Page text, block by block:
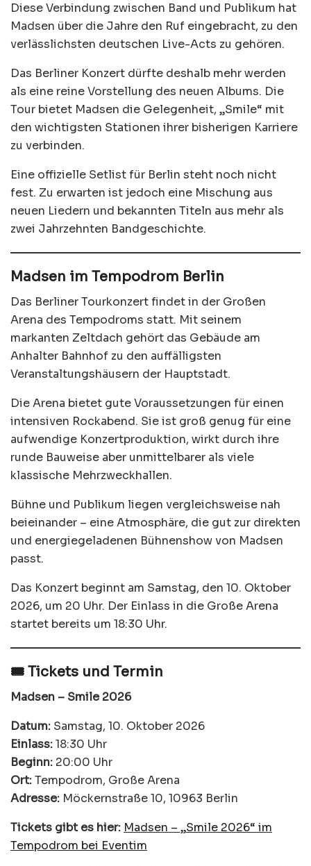
Diese Verbindung zwischen Band und Publikum hat
Madsen über die Jahre den Ruf eingebracht, zu den
verlässlichsten deutschen Live-Acts zu gehören.
Das Berliner Konzert dürfte deshalb mehr werden
als eine reine Vorstellung des neuen Albums. Die
Tour bietet Madsen die Gelegenheit, „Smile“ mit
den wichtigsten Stationen ihrer bisherigen Karriere
zu verbinden.
Eine offizielle Setlist für Berlin steht noch nicht
fest. Zu erwarten ist jedoch eine Mischung aus
neuen Liedern und bekannten Titeln aus mehr als
zwei Jahrzehnten Bandgeschichte.
Madsen im Tempodrom Berlin
Das Berliner Tourkonzert findet in der Großen
Arena des Tempodroms statt. Mit seinem
markanten Zeltdach gehört das Gebäude am
Anhalter Bahnhof zu den auffälligsten
Veranstaltungshäusern der Hauptstadt.
Die Arena bietet gute Voraussetzungen für einen
intensiven Rockabend. Sie ist groß genug für eine
aufwendige Konzertproduktion, wirkt durch ihre
runde Bauweise aber unmittelbarer als viele
klassische Mehrzweckhallen.
Bühne und Publikum liegen vergleichsweise nah
beieinander – eine Atmosphäre, die gut zur direkten
und energiegeladenen Bühnenshow von Madsen
passt.
Das Konzert beginnt am Samstag, den 10. Oktober
2026, um 20 Uhr. Der Einlass in die Große Arena
startet bereits um 18:30 Uhr.
🎟️ Tickets und Termin
Madsen – Smile 2026
Datum: Samstag, 10. Oktober 2026
Einlass:18:30 Uhr
Beginn: 20:00 Uhr
Ort:Tempodrom, Große Arena
Adresse: Möckernstraße 10, 10963 Berlin
Tickets gibt es hier: Madsen – „Smile 2026“ im
Tempodrom bei Eventim